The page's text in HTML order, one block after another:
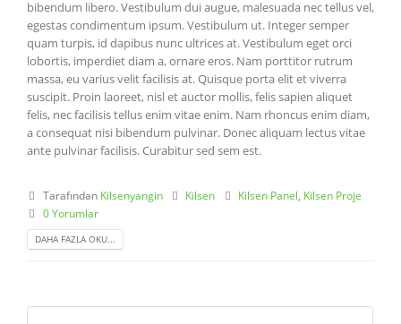
bibendum libero. Vestibulum dui augue, malesuada nec tellus vel,
egestas condimentum ipsum. Vestibulum ut. Integer semper
quam turpis, id dapibus nunc ultrices at. Vestibulum eget orci
lobortis, imperdiet diam a, ornare eros. Nam porttitor rutrum
massa, eu varius velit facilisis at. Quisque porta elit et viverra
suscipit. Proin laoreet, nisl et auctor mollis, felis sapien aliquet
felis, nec facilisis tellus enim vitae enim. Nam rhoncus enim diam,
a consequat nisi bibendum pulvinar. Donec aliquam lectus vitae
ante pulvinar facilisis. Curabitur sed sem est.
Tarafından Kilsenyangin Kilsen Kilsen Panel Kilsen Proje
0 Yorumlar
DAHA FAZLA OKU...